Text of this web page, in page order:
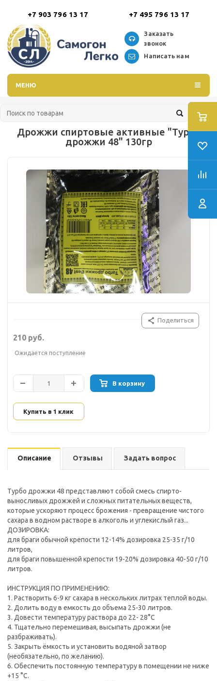
+7 903 796 13 17 +7 495 796 13 17
Заказать
звонок
Написать нам
МЕНЮ
Дрожжи спиртовые активные "Турбо
дрожжи 48" 130гр
Поделиться
210 руб.
Ожидается поступление
В корзину
Купить в 1 клик
Описание Отзывы Задать вопрос
Турбо дрожжи 48 представляют собой смесь спирто-
выносливых дрожжей и сложных питательных веществ,
которые ускоряют процесс брожения - превращение чистого
сахара в водном растворе в алкоголь и углекислый газ...
ДОЗИРОВКА:
для браги обычной крепости 12-14% дозировка 25-35 г/10
литров,
для браги повышенной крепости 19-20% дозировка 40-50 г/10
литров.
ИНСТРУКЦИЯ ПО ПРИМЕНЕНИЮ:
1. Растворить 6-9 кг сахара в нескольких литрах теплой воды.
2. Долить воду в емкость до объема 25-30 литров.
3. Довести температуру раствора до 22- 28°C
4. Тщательно перемешивая, высыпать дрожжи (не
разбраживать).
5. Закрыть ёмкость и установить водяной затвор
(необязательно, по желанию).
6. Обеспечить постоянную температуру в помещении не ниже
+15 °C.